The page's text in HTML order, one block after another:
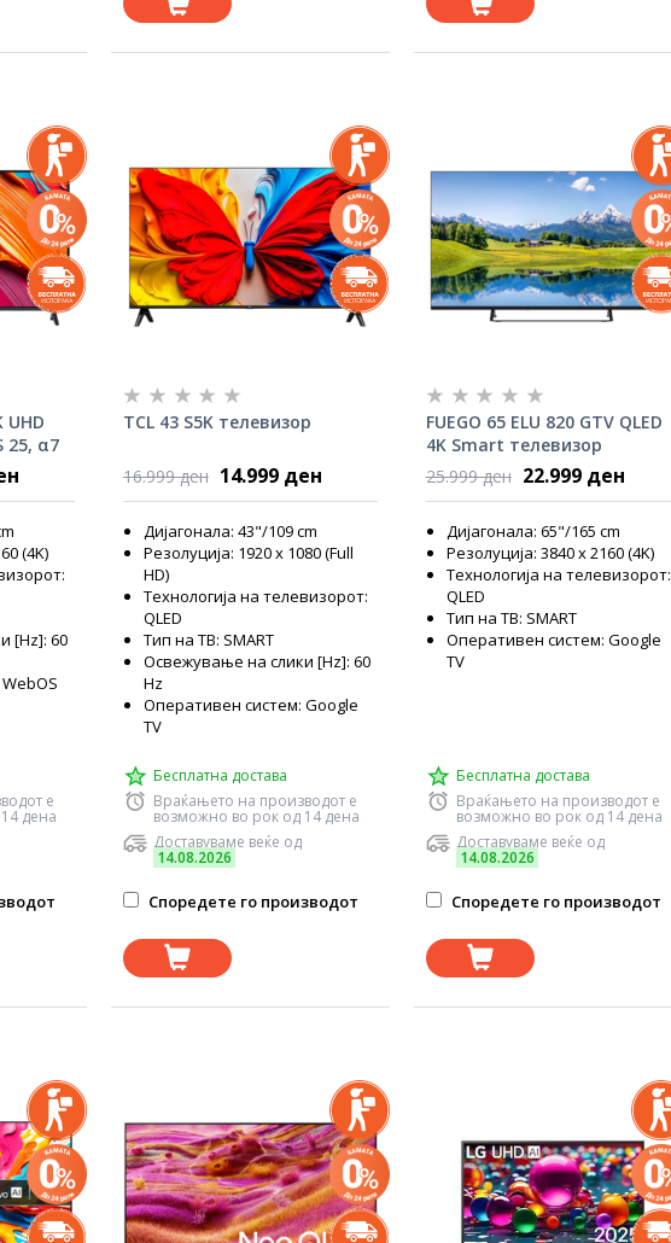
UHD
25, α7
(4K)
[Hz]: 60
е
дена
TCL 43 S5K телевизор
16.999 ден 14.999 ден
Дијагонала: 43"/109 cm
Резолуција: 1920 x 1080 (Full
HD)
Технологија на телевизорот:
QLED
Тип на ТВ: SMART
Освежување на слики [Hz]: 60
Hz
Оперативен систем: Google
TV
Бесплатна достава
Враќањето на производот е
возможно во рок од 14 дена
Доставуваме веќе од
14.08.2026
Споредете го производот
FUEGO 65 ELU 820 GTV QLED
4K Smart телевизор
25.999 ден 22.999 ден
Дијагонала: 65"/165 cm
Резолуција: 3840 x 2160 (4K)
Технологија на телевизорот:
QLED
Тип на ТВ: SMART
Оперативен систем: Google
TV
Бесплатна достава
Враќањето на производот е
возможно во рок од 14 дена
Доставуваме веќе од
14.08.2026
Споредете го производот